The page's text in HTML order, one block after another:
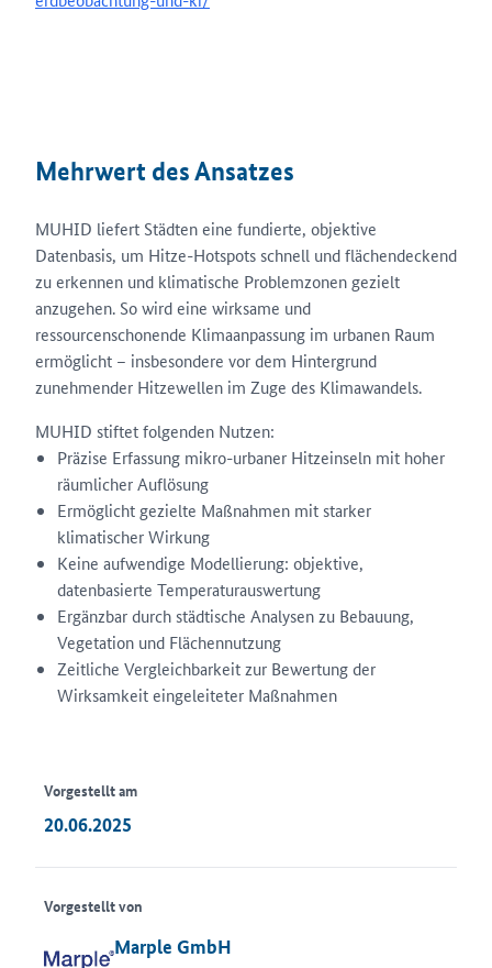
Mehrwert des Ansatzes
MUHID liefert Städten eine fundierte, objektive
Datenbasis, um Hitze-Hotspots schnell und flächendeckend
zu erkennen und klimatische Problemzonen gezielt
anzugehen. So wird eine wirksame und
ressourcenschonende Klimaanpassung im urbanen Raum
ermöglicht – insbesondere vor dem Hintergrund
zunehmender Hitzewellen im Zuge des Klimawandels.
MUHID stiftet folgenden Nutzen:
Präzise Erfassung mikro-urbaner Hitzeinseln mit hoher
räumlicher Auflösung
Ermöglicht gezielte Maßnahmen mit starker
klimatischer Wirkung
Keine aufwendige Modellierung: objektive,
datenbasierte Temperaturauswertung
Ergänzbar durch städtische Analysen zu Bebauung,
Vegetation und Flächennutzung
Zeitliche Vergleichbarkeit zur Bewertung der
Wirksamkeit eingeleiteter Maßnahmen
Vorgestellt am
20.06.2025
Vorgestellt von
Marple GmbH